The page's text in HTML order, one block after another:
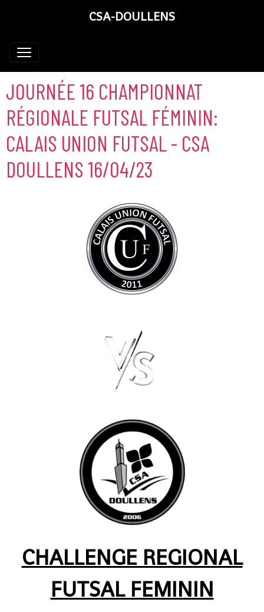
CSA-DOULLENS
JOURNÉE 16 CHAMPIONNAT
RÉGIONALE FUTSAL FÉMININ:
CALAIS UNION FUTSAL - CSA
DOULLENS 16/04/23
CHALLENGE REGIONAL
FUTSAL FEMININ